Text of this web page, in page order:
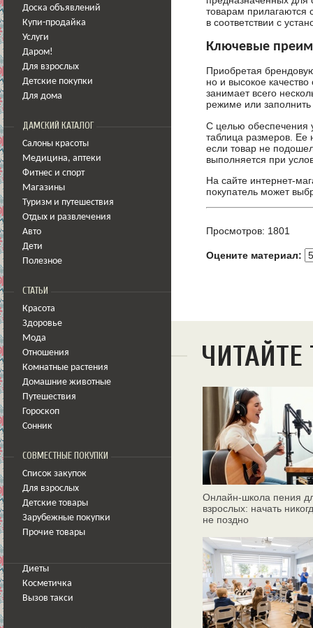
Доска объявлений
Купи-продайка
Услуги
Даром!
Для взрослых
Детские покупки
Для дома
ДАМСКИЙ КАТАЛОГ
Салоны красоты
Медицина, аптеки
Фитнес и спорт
Магазины
Туризм и путешествия
Отдых и развлечения
Авто
Дети
Полезное
СТАТЬИ
Красота
Здоровье
Мода
Отношения
Комнатные растения
Домашние животные
Путешествия
Гороскоп
Сонник
СОВМЕСТНЫЕ ПОКУПКИ
Список закупок
Для взрослых
Детские товары
Зарубежные покупки
Прочие товары
Диеты
Косметичка
Вызов такси
товарам прилагаются
в соответствии с
Ключевые
Приобретая
но и высокое
занимает всего
режиме или заполнить
С целью обеспечения
таблица размеров. Ее
если товар не
выполняется при
На сайте интернет-
покупатель может
Просмотров: 1801
Оцените материал:
Онлайн‑школа пения
взрослых: начать
не поздно